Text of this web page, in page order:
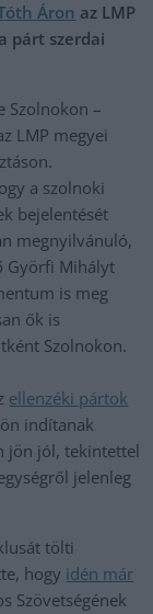
Áron az LMP
párt szerdai
Szolnokon –
LMP megyei
a szolnoki
bejelentését
megnyilvánuló,
Györfi Mihályt
is meg
ők is
Szolnokon.
ellenzéki pártok
indítanak
jön jól, tekintettel
jelenleg
tölti
hogy idén már
Szövetségének